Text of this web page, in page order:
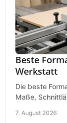
Beste
Werkstatt
Die beste
Maße,
7. August 2026